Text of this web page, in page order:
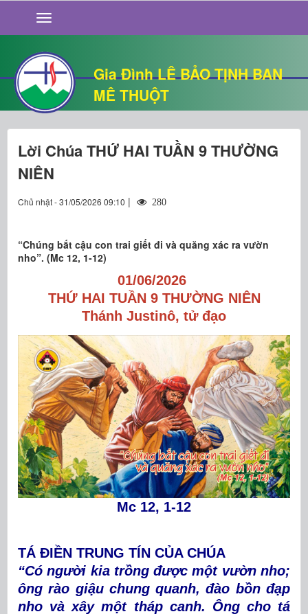
Gia Đình LÊ BẢO TỊNH BAN
MÊ THUỘT
GIỚI THIỆU
TIN TỨC
SỐNG ĐẠO
CHUYỆN NHÀ
QUÁN VĂN
THƯ GIÃN
Lời Chúa THỨ HAI TUẦN 9 THƯỜNG
NIÊN
Chủ nhật - 31/05/2026 09:10 | 280
“Chúng bắt cậu con trai giết đi và quăng xác ra vườn
nho”. (Mc 12, 1-12)
01/06/2026
THỨ HAI TUẦN 9 THƯỜNG NIÊN
Thánh Justinô, tử đạo
Mc 12, 1-12
TÁ ĐIỀN TRUNG TÍN CỦA CHÚA
“Có người kia trồng được một vườn nho;
ông rào giậu chung quanh, đào bồn đạp
nho và xây một tháp canh. Ông cho tá